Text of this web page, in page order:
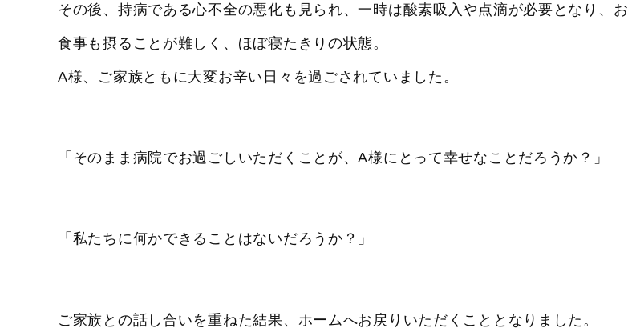
その後、持病である心不全の悪化も見られ、一時は酸素吸入や点滴が必要となり、お
食事も摂ることが難しく、ほぼ寝たきりの状態。
A様、ご家族ともに大変お辛い日々を過ごされていました。
「そのまま病院でお過ごしいただくことが、A様にとって幸せなことだろうか？」
「私たちに何かできることはないだろうか？」
ご家族との話し合いを重ねた結果、ホームへお戻りいただくこととなりました。